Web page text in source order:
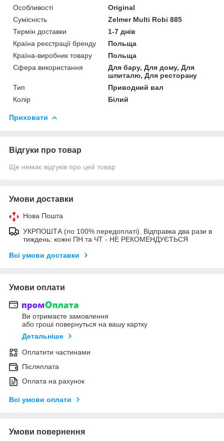
Особливості
Original
Сумісність
Zelmer Multi Robi 885
Термін доставки
1-7 днів
Країна реєстрації бренду
Польща
Країна-виробник товару
Польща
Сфера використання
Для бару, Для дому, Для
шпиталю, Для ресторану
Тип
Приводний вал
Колір
Білий
Приховати
Відгуки про товар
Ще немає відгуків про цей товар
Умови доставки
Нова Пошта
УКРПОШТА (по 100% передоплаті). Відправка два рази в
тиждень: кожні ПН та ЧТ - НЕ РЕКОМЕНДУЄТЬСЯ
Всі умови доставки
Умови оплати
Ви отримаєте замовлення
або гроші повернуться на вашу картку
Детальніше
Оплатити частинами
Післяплата
Оплата на рахунок
Всі умови оплати
Умови повернення